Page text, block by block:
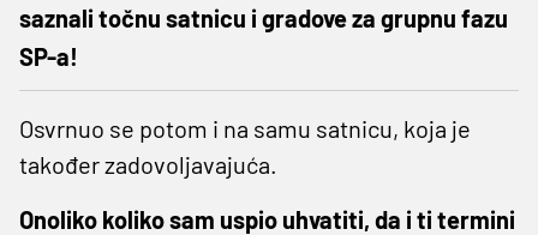
saznali točnu satnicu i gradove za grupnu fazu
SP-a!
Osvrnuo se potom i na samu satnicu, koja je
također zadovoljavajuća.
Onoliko koliko sam uspio uhvatiti, da i ti termini